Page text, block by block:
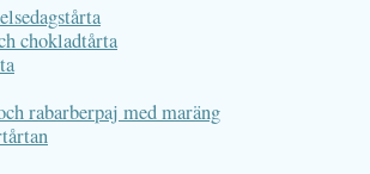
chokladtårta
rabarberpaj med maräng